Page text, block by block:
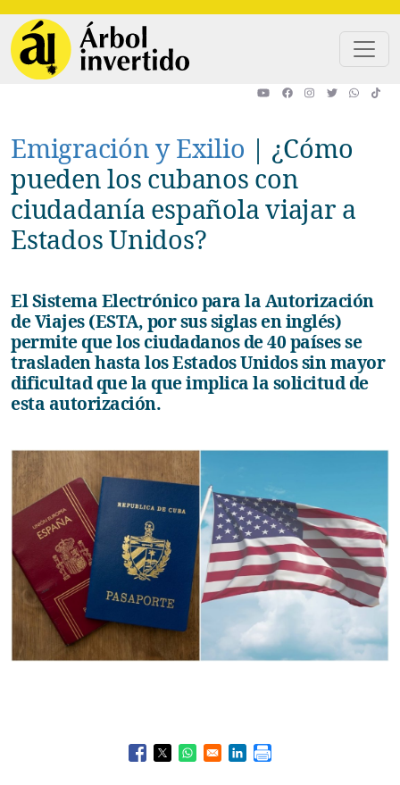
Emigración y Exilio | ¿Cómo
pueden los cubanos con
ciudadanía española viajar a
Estados Unidos?
El Sistema Electrónico para la Autorización
de Viajes (ESTA, por sus siglas en inglés)
permite que los ciudadanos de 40 países se
trasladen hasta los Estados Unidos sin mayor
dificultad que la que implica la solicitud de
esta autorización.
Opens in a new window
Opens in a new window
Opens in a new window
Opens in a new window